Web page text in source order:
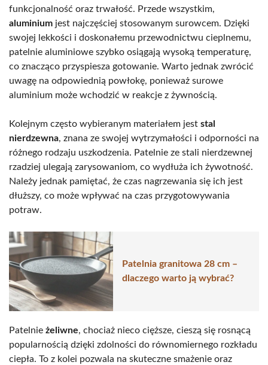
funkcjonalność oraz trwałość. Przede wszystkim,
aluminium jest najczęściej stosowanym surowcem. Dzięki
swojej lekkości i doskonałemu przewodnictwu cieplnemu,
patelnie aluminiowe szybko osiągają wysoką temperaturę,
co znacząco przyspiesza gotowanie. Warto jednak zwrócić
uwagę na odpowiednią powłokę, ponieważ surowe
aluminium może wchodzić w reakcje z żywnością.
Kolejnym często wybieranym materiałem jest stal
nierdzewna, znana ze swojej wytrzymałości i odporności na
różnego rodzaju uszkodzenia. Patelnie ze stali nierdzewnej
rzadziej ulegają zarysowaniom, co wydłuża ich żywotność.
Należy jednak pamiętać, że czas nagrzewania się ich jest
dłuższy, co może wpływać na czas przygotowywania
potraw.
Patelnia granitowa 28 cm –
dlaczego warto ją wybrać?
Patelnie żeliwne, chociaż nieco cięższe, cieszą się rosnącą
popularnością dzięki zdolności do równomiernego rozkładu
ciepła. To z kolei pozwala na skuteczne smażenie oraz